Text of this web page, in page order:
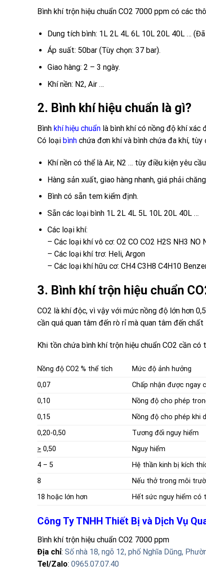
Bình khí trộn hiệu chuẩn CO2 7000 ppm có các
Dung tích bình: 1L 2L 4L 6L 10L 20L 40L …
Áp suất: 50bar (Tùy chọn: 37 bar).
Giao hàng: 2 – 3 ngày.
Khí nền: N2, Air …
2. Bình khí hiệu chuẩn là gì?
Bình khí hiệu chuẩn là bình khí có nồng độ khí xác
Có loại bình chứa đơn khí và bình chứa đa khí, tùy
Khí nền có thể là Air, N2 … tùy điều kiện yêu
Hàng sản xuất, giao hàng nhanh, giá phải
Bình có sẵn tem kiểm định.
Sẵn các loại bình 1L 2L 4L 5L 10L 20L 40L …
Các loại khí:
– Các loại khí vô cơ: O2 CO CO2 H2S NH3 NO
– Các loại khí trơ: Heli, Argon
– Các loại khí hữu cơ: CH4 C3H8 C4H10
3. Bình khí trộn hiệu chuẩn
CO2 là khí độc, vì vậy với mức nồng độ lớn hơn
cần quá quan tâm đến rò rỉ mà quan tâm đến chất
Khi tồn chứa bình khí trộn hiệu chuẩn CO2 cần có
Nồng độ CO2 % thể tích
Mức độ ảnh hưởng
0,07
Chấp nhận được ngay
0,10
Nồng độ cho phép
0,15
Nồng độ cho phép khi
0,20-0,50
Tương đối nguy hiểm
> 0,50
Nguy hiểm
4 – 5
Hệ thần kinh bị kích
8
Nếu thở trong môi
18 hoặc lớn hơn
Hết sức nguy hiểm có
Công Ty TNHH Thiết Bị và Dịch Vụ
Bình khí trộn hiệu chuẩn CO2 7000 ppm
Địa chỉ: Số nhà 18, ngõ 12, phố Nghĩa Dũng,
Tel/Zalo: 0965.07.07.40